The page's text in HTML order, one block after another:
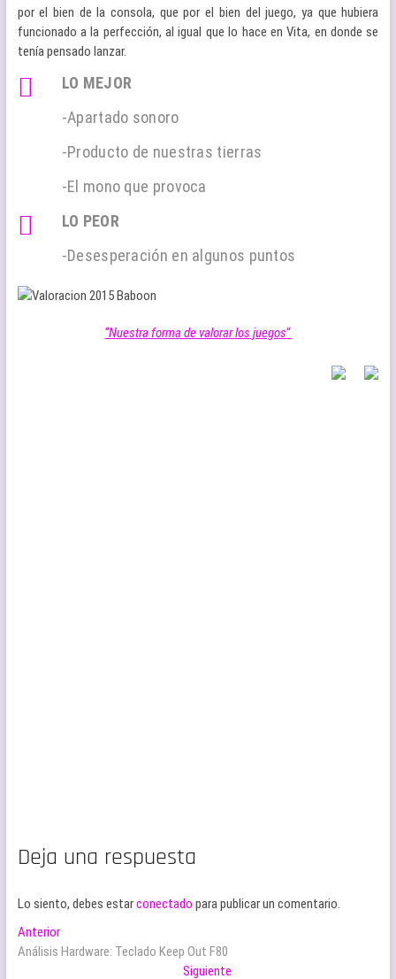
por el bien de la consola, que por el bien del juego, ya que hubiera
funcionado a la perfección, al igual que lo hace en Vita, en donde se
tenía pensado lanzar.
LO MEJOR
-Apartado sonoro
-Producto de nuestras tierras
-El mono que provoca
LO PEOR
-Desesperación en algunos puntos
“Nuestra forma de valorar los juegos“
Deja una respuesta
Lo siento, debes estarconectado para publicar un comentario.
Navegación
de
AnteriorEntrada
anterior:
Análisis Hardware: Teclado Keep Out F80
Siguiente